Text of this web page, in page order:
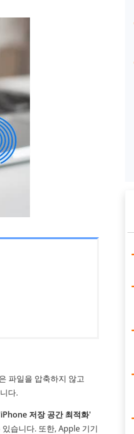
파일을 압축하지 않고
다.
저장 공간 최적화'
습니다. 또한, Apple 기기